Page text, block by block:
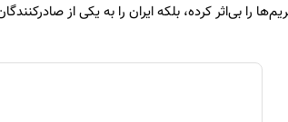
را بی‌اثر کرده، بلکه ایران را به یکی از